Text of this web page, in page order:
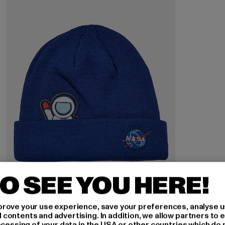
MISTER TEE
Nasa Embroidery Kids
SEE YOU HERE!
your use experience, save your preferences, analyse
and advertising. In addition, we allow partners to